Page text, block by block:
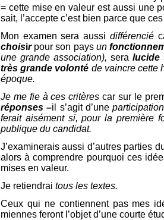
= cette mise en valeur est aussi une
sait, l’accepte c’est bien parce que
Mon examen sera aussi différencié
choisirpour son paysun
une grande association), sera lucide
très grande volonté de vaincre cette
époque.
Je me fie à ces critèrescar sur le
réponses –il s’agit d’une
ferait aisément si, pour la première
publique du candidat.
J’examinerais aussi d’autres parties
alors à comprendre pourquoi ces
mises en valeur.
Je retiendrai tous les textes.
Ceux qui ne contiennent pas mes
miennes feront l’objet d’une courte